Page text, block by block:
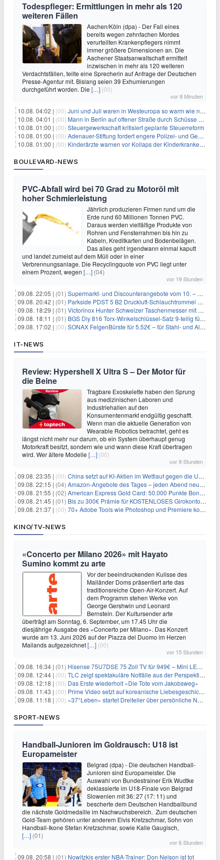
Todespfleger: Ermittlungen in mehr als 120
weiteren Fällen
Aachen/Köln (dpa) - Der Fall eines
bereits wegen zehnfachen Mordes
verurteilten Krankenpflegers nimmt
immer größere Dimensionen an. Die
Aachener Staatsanwaltschaft ermittelt
inzwischen in mehr als 120 weiteren
Verdachtsfällen, teilte eine Sprecherin auf Anfrage der Deutschen
Presse-Agentur mit. Bislang seien 39 Exhumierungen
durchgeführt worden. Die […] (00)
vor 8 Minuten
10.08. 04:02 | (00) Juni und Juli waren in Westeuropa so warm wie noch nie
10.08. 04:01 | (00) Mann in Berlin auf offener Straße durch Schüsse getötet
10.08. 01:00 | (00) Steuergewerkschaft kritisiert geplante Steuerreform
10.08. 01:00 | (00) Adenauer-Stiftung fordert engere Polizei- und Geheimdienstkooperation
10.08. 01:00 | (00) Kinderärzte warnen vor Kollaps der Kinderkrankenpflege
BOULEVARD-NEWS
PVC-Abfall wird bei 70 Grad zu Motoröl mit
hoher Schmierleistung
Jährlich produzieren Firmen rund um die
Erde rund 60 Millionen Tonnen PVC.
Daraus werden vielfältige Produkte von
Rohren und Fensterrahmen bis hin zu
Kabeln, Kreditkarten und Bodenbelägen.
Das alles geht irgendwann einmal kaputt
und landet zumeist auf dem Müll oder in einer
Verbrennungsanlage. Die Recyclingquote von PVC liegt unter
einem Prozent, wegen […] (04)
vor 19 Stunden
09.08. 22:05 | (01) Supermarkt- und Discounterangebote vom 10. – 15.08.2026
09.08. 20:42 | (01) Parkside PDST 5 B2 Druckluft-Schlauchtrommel mit 10 m Schlauch für 25,94€
09.08. 18:29 | (01) Victorinox Hunter Schweizer Taschenmesser mit 12 Funktionen für 43,99€
09.08. 18:11 | (01) BGS Diy 816 Torx-Winkelschlüssel-Satz 9-teilig für 6,45€
09.08. 17:02 | (00) SONAX FelgenBürste für 5,52€ – für Stahl- und Alufelgen
IT-NEWS
Review: Hypershell X Ultra S – Der Motor für
die Beine
Tragbare Exoskelette haben den Sprung
aus medizinischen Laboren und
Industriehallen auf den
Konsumentenmarkt endgültig geschafft.
Wenn man die aktuelle Generation von
Wearable Robotics betrachtet, geht es
längst nicht mehr nur darum, ob ein System überhaupt genug
Motorkraft besitzt, sondern wie und wann diese Kraft übertragen
wird. Wer ältere Modelle […] (00)
vor 9 Stunden
09.08. 23:35 | (00) China setzt auf KI-Aktien im Wettlauf gegen die USA um Chip- und Technologiedominanz
09.08. 22:15 | (04) Amazon-Angebote des Tages – jeden Abend neue Deals zum Stöbern
09.08. 21:55 | (02) American Express Gold Card: 50.000 Punkte Bonus + Metall-Kreditkarte
09.08. 21:45 | (01) Bis zu 300€ Prämie für KOSTENLOSES Girokonto bei der Santander – 50€ schon nach 1 Woche!
09.08. 21:37 | (00) 70+ Adobe Tools wie Photoshop und Premiere kostenlos in ChatGPT
KINO/TV-NEWS
«Concerto per Milano 2026» mit Hayato
Sumino kommt zu arte
Vor der beeindruckenden Kulisse des
Mailänder Doms präsentiert arte das
traditionsreiche Open-Air-Konzert. Auf
dem Programm stehen Werke von
George Gershwin und Leonard
Bernstein. Der Kultursender arte
überträgt am Sonntag, 6. September, um 17.45 Uhr die
diesjährige Ausgabe des «Concerto per Milano». Das Konzert
wurde am 13. Juni 2026 auf der Piazza del Duomo im Herzen
Mailands aufgezeichnet[…] (00)
vor 15 Stunden
09.08. 16:34 | (01) Hisense 75U7DSE 75 Zoll TV für 949€ – Mini LED, 144Hz, 2026
09.08. 12:44 | (00) TLC zeigt spektakuläre Notfälle aus der Perspektive der Patienten
09.08. 12:18 | (00) Das Erste wiederholt «Die Tote vom Jakobsweg»
09.08. 11:43 | (00) Prime Video setzt auf koreanische Liebesgeschichte
09.08. 11:18 | (00) «37°Leben» startet Dreiteiler über persönliche Neuanfänge
SPORT-NEWS
Handball-Junioren im Goldrausch: U18 ist
Europameister
Belgrad (dpa) - Die deutschen Handball-
Junioren sind Europameister. Die
Auswahl von Bundestrainer Erik Wudtke
deklassierte im U18-Finale von Belgrad
Slowenien mit 36: 27 (17: 11) und
bescherte dem Deutschen Handballbund
die nächste Goldmedaille im Nachwuchsbereich. Zum deutschen
Gold-Team gehören unter anderem Elvis Kretzschmar, Sohn von
Handball-Ikone Stefan Kretzschmar, sowie Kalle Gaugisch,
[…] (01)
vor 6 Stunden
09.08. 20:58 | (01) Nowitzkis erster NBA-Trainer: Don Nelson ist tot